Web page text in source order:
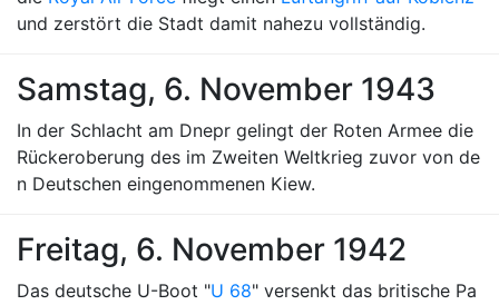
und zerstört die Stadt damit nahezu vollständig.
Samstag, 6. November 1943
In der Schlacht am Dnepr gelingt der Roten Armee die
Rückeroberung des im Zweiten Weltkrieg zuvor von de
n Deutschen eingenommenen Kiew.
Freitag, 6. November 1942
Das deutsche U-Boot "U 68" versenkt das britische Pa